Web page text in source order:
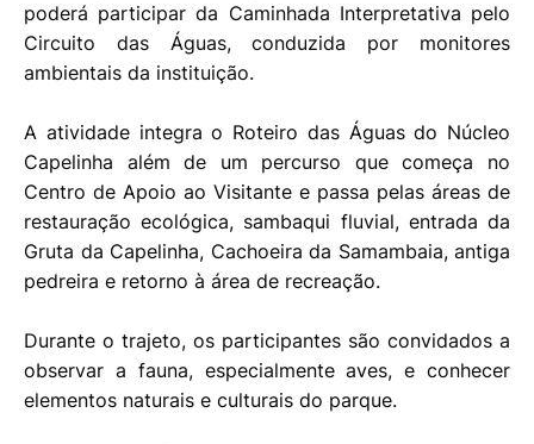
poderá participar da Caminhada Interpretativa pelo
Circuito das Águas, conduzida por monitores
ambientais da instituição.
A atividade integra o Roteiro das Águas do Núcleo
Capelinha além de um percurso que começa no
Centro de Apoio ao Visitante e passa pelas áreas de
restauração ecológica, sambaqui fluvial, entrada da
Gruta da Capelinha, Cachoeira da Samambaia, antiga
pedreira e retorno à área de recreação.
Durante o trajeto, os participantes são convidados a
observar a fauna, especialmente aves, e conhecer
elementos naturais e culturais do parque.